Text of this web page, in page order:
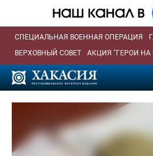
СПЕЦИАЛЬНАЯ ВОЕННАЯ ОПЕРАЦИЯ
ВЕРХОВНЫЙ СОВЕТ
АКЦИЯ "ГЕРОИ НА